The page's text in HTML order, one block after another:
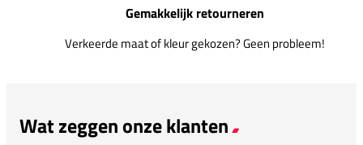
Gemakkelijk retourneren
Verkeerde maat of kleur gekozen? Geen probleem!
Wat zeggen onze klanten